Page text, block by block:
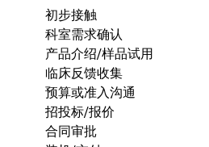
初步接触
科室需求确认
产品介绍/样品试用
临床反馈收集
预算或准入沟通
招投标/报价
合同审批